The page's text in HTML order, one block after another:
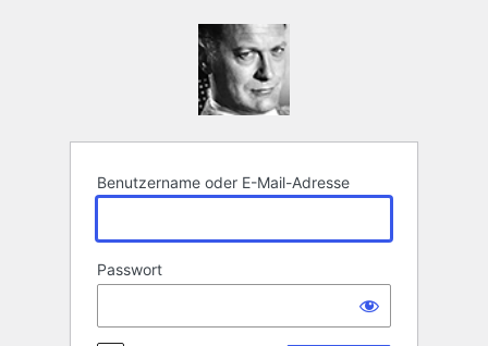
Benutzername oder E-Mail-Adresse
Passwort